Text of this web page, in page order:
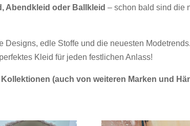
Abendkleid oder Ballkleid – schon bald sind die
Designs, edle Stoffe und die neuesten
Kleid für jeden festlichen Anlass!
(auch von weiteren Marken und